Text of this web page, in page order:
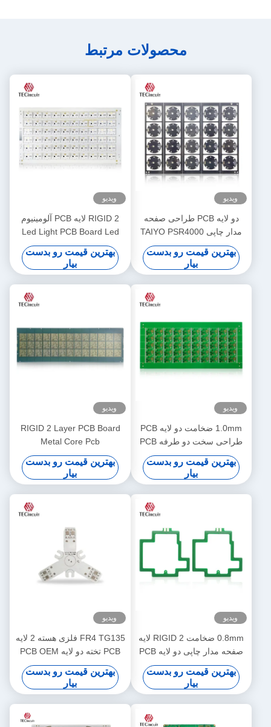
محصولات مرتبط
ویدیو
دو لایه PCB طراحی صفحه
مدار چاپی TAIYO PSR4000
MPHF Solder Mask
بهترین قیمت رو بدست
بیار
ویدیو
RIGID 2 لایه PCB آلومینیوم
Led Light PCB Board Led
Metal Core PCB تولید کننده
بهترین قیمت رو بدست
بیار
ویدیو
1.0mm ضخامت دو لایه PCB
طراحی سخت دو طرفه PCB
صفحه مدار چاپی
بهترین قیمت رو بدست
بیار
ویدیو
RIGID 2 Layer PCB Board
Metal Core Pcb
Manufacturer ماوس
الکترونیک مصرف کننده
بهترین قیمت رو بدست
بیار
ویدیو
0.8mm ضخامت RIGID 2 لایه
صفحه مدار چاپی دو لایه PCB
تولید
بهترین قیمت رو بدست
بیار
ویدیو
FR4 TG135 فلزی هسته 2 لایه
PCB تخته دو لایه PCB OEM
ODM
بهترین قیمت رو بدست
بیار